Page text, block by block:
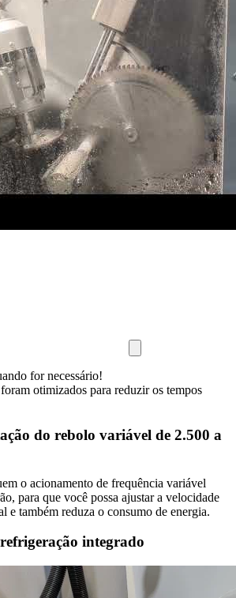
for necessário!
otimizados para reduzir os tempos
do rebolo variável de 2.500 a
o acionamento de frequência variável
para que você possa ajustar a velocidade
e também reduza o consumo de energia.
integrado